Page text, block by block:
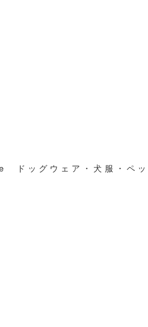
ッグウェア・犬服・ペッ